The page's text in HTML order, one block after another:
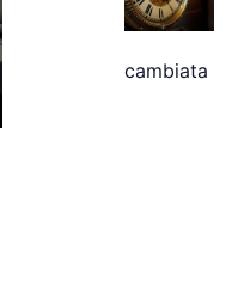
cambiata